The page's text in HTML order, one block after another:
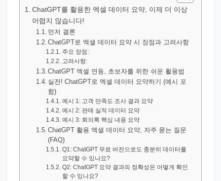
ChatGPT를 활용한 엑셀 데이터 요약, 이제 더 이상
어렵지 않습니다!
먼저 결론
ChatGPT로 엑셀 데이터 요약 시 장점과 고려사항
주요 장점:
고려사항:
ChatGPT 엑셀 연동, 초보자를 위한 쉬운 활용법
실전! ChatGPT로 엑셀 데이터 요약하기 (예시 포
함)
예시 1: 고객 만족도 조사 결과 요약
예시 2: 판매 실적 데이터 요약
예시 3: 회의록 핵심 내용 요약
ChatGPT 활용 엑셀 데이터 요약, 자주 묻는 질문
(FAQ)
Q1: ChatGPT 무료 버전으로도 충분히 데이터를
요약할 수 있나요?
Q2: ChatGPT 요약 결과의 정확성은 어떻게 확인
할 수 있나요?